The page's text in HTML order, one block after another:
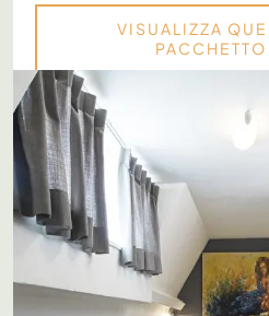
VISUALIZZA
PACCHETTO